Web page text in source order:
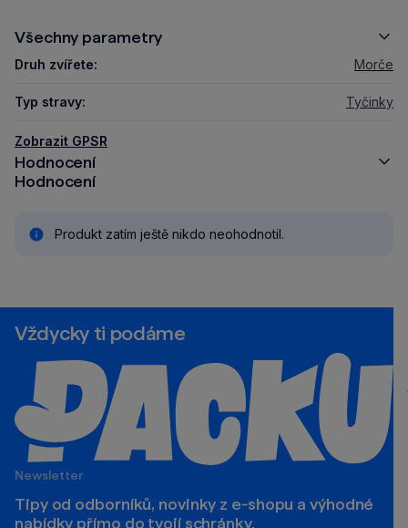
Všechny parametry
Druh zvířete: Morče
Typ stravy: Tyčinky
Zobrazit GPSR
Hodnocení
Hodnocení
Produkt zatím ještě nikdo neohodnotil.
Vždycky ti podáme
Newsletter
Tipy od odborníků, novinky z e‑shopu a výhodné
nabídky přímo do tvojí schránky.